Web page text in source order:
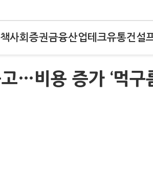
사회 증권금융산업테크유통건설
…비용 증가 ‘먹구